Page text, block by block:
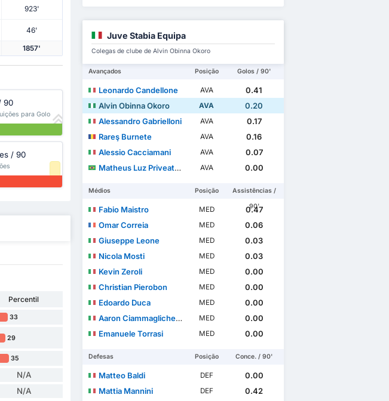
923'
46'
1857'
90
para Golo
/ 90
Percentil
33
29
35
N/A
N/A
Juve Stabia Equipa
Colegas de clube de Alvin Obinna Okoro
Avançados Posição Golos / 90'
Leonardo Candellone AVA
0.41
Alvin Obinna Okoro
AVA
0.20
Alessandro Gabrielloni
AVA
0.17
Rareş Burnete
AVA
0.16
Alessio Cacciamani
AVA
0.07
Matheus Luz Priveato Dos Santos
AVA 0.00
Médios Posição
Assistências /
90'
Fabio Maistro MED
0.47
Omar Correia
MED
0.06
Giuseppe Leone
MED
0.03
Nicola Mosti
MED
0.03
Kevin Zeroli
MED
0.00
Christian Pierobon
MED
0.00
Edoardo Duca
MED
0.00
Aaron Ciammaglichella
MED
0.00
Emanuele Torrasi
MED 0.00
Defesas Posição Conce. / 90'
Matteo Baldi DEF
0.00
Mattia Mannini
DEF
0.42